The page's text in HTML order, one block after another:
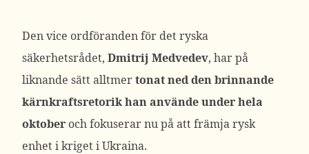
Den vice ordföranden för det ryska
säkerhetsrådet, Dmitrij Medvedev, har på
liknande sätt alltmertonat ned den brinnande
kärnkraftsretorik han använde under hela
oktober och fokuserar nu på att främja rysk
enhet i kriget i Ukraina.